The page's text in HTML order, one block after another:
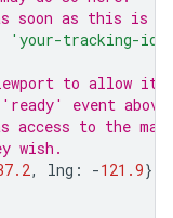
soon as this is
'your-tracking-id'
to allow it
event above
to the
wish.
, lng : -121.9});